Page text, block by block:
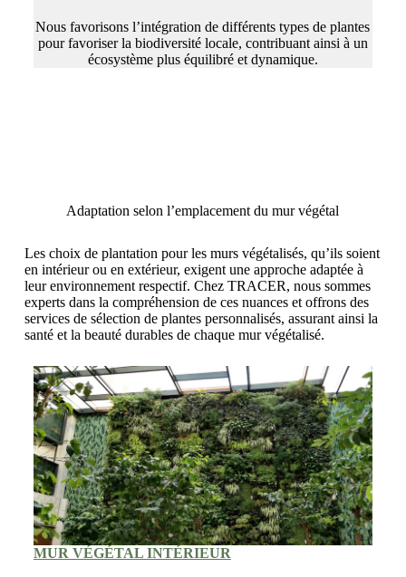
Nous favorisons l’intégration de différents types de plantes
pour favoriser la biodiversité locale, contribuant ainsi à un
écosystème plus équilibré et dynamique.
Adaptation selon l’emplacement du mur végétal
Les choix de plantation pour les murs végétalisés, qu’ils soient
en intérieur ou en extérieur, exigent une approche adaptée à
leur environnement respectif. Chez TRACER, nous sommes
experts dans la compréhension de ces nuances et offrons des
services de sélection de plantes personnalisés, assurant ainsi la
santé et la beauté durables de chaque mur végétalisé.
MUR VÉGÉTAL INTÉRIEUR